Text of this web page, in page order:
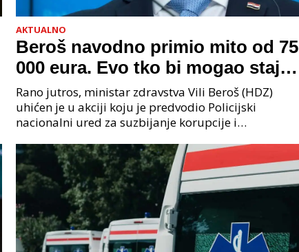
AKTUALNO
Beroš navodno primio mito od 75
000 eura. Evo tko bi mogao stajati
na čelu zločinačkog udruženja
Rano jutros, ministar zdravstva Vili Beroš (HDZ)
uhićen je u akciji koju je predvodio Policijski
nacionalni ured za suzbijanje korupcije i
priopćenju USKOK